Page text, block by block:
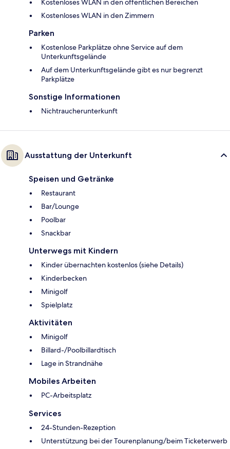
Kostenloses WLAN in den öffentlichen Bereichen
Kostenloses WLAN in den Zimmern
Parken
Kostenlose Parkplätze ohne Service auf dem
Unterkunftsgelände
Auf dem Unterkunftsgelände gibt es nur begrenzt
Parkplätze
Sonstige Informationen
Nichtraucherunterkunft
Ausstattung der Unterkunft
Speisen und Getränke
Restaurant
Bar/Lounge
Poolbar
Snackbar
Unterwegs mit Kindern
Kinder übernachten kostenlos (siehe Details)
Kinderbecken
Minigolf
Spielplatz
Aktivitäten
Minigolf
Billard-/Poolbillardtisch
Lage in Strandnähe
Mobiles Arbeiten
PC-Arbeitsplatz
Services
24-Stunden-Rezeption
Unterstützung bei der Tourenplanung/beim Ticketerwerb